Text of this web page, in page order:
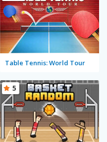
Table Tennis: World Tour
5